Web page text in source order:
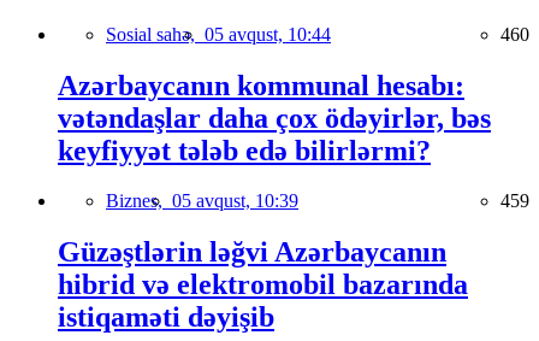
Sosial sahə, 05 avqust, 10:44 460
Azərbaycanın kommunal hesabı:
vətəndaşlar daha çox ödəyirlər, bəs
keyfiyyət tələb edə bilirlərmi?
Biznes, 05 avqust, 10:39 459
Güzəştlərin ləğvi Azərbaycanın
hibrid və elektromobil bazarında
istiqaməti dəyişib